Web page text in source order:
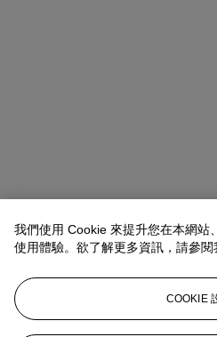
地址
我們使用 Cookie 來提升您在本網站
使用體驗。欲了解更多資訊，請參閱
COOKIE